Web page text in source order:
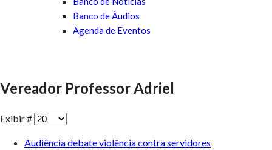
Banco de Áudios
Agenda de Eventos
Vereador Professor Adriel
Exibir #
Audiência debate violência contra servidores